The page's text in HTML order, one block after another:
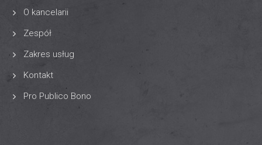
O kancelarii
Zespół
Zakres usług
Kontakt
Pro Publico Bono